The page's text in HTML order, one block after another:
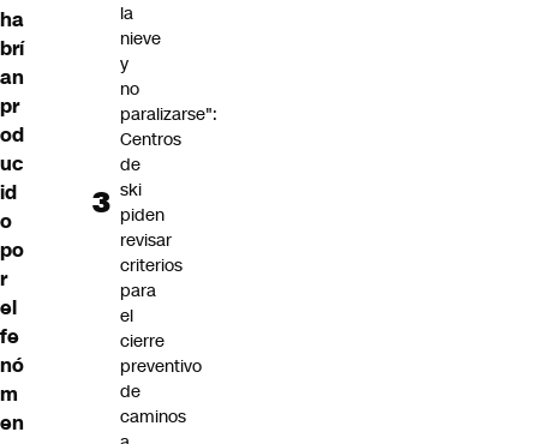
ha
brí
an
pr
od
uc
id
o
po
r
el
fe
nó
m
en
la
nieve
y
no
paralizarse":
Centros
de
ski
piden
revisar
criterios
para
el
cierre
preventivo
de
caminos